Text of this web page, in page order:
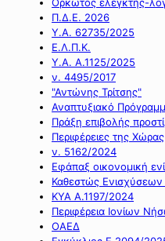
Π.Δ.Ε. 2026
Υ.Α. 62735/2025
Ε.Λ.Π.Κ.
Υ.Α. Α.1125/2025
ν. 4495/2017
"Αντώνης Τρίτσης"
Αναπτυξιακό
Πράξη επιβολής
Περιφέρειες της Χώρας
ν. 5162/2024
Εφάπαξ οικονομική
Καθεστώς
ΚΥΑ Α.1197/2024
Περιφέρεια Ιονίων
ΟΑΕΔ